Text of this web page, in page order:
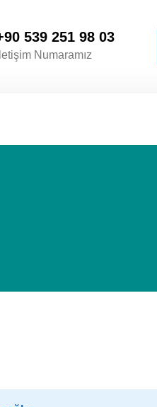
539 251 98 03
İletişim Numaramız